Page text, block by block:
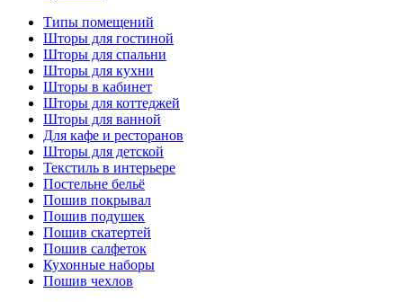
Типы помещений
Шторы для гостиной
Шторы для спальни
Шторы для кухни
Шторы в кабинет
Шторы для коттеджей
Шторы для ванной
Для кафе и ресторанов
Шторы для детской
Текстиль в интерьере
Постельне бельё
Пошив покрывал
Пошив подушек
Пошив скатертей
Пошив салфеток
Кухонные наборы
Пошив чехлов